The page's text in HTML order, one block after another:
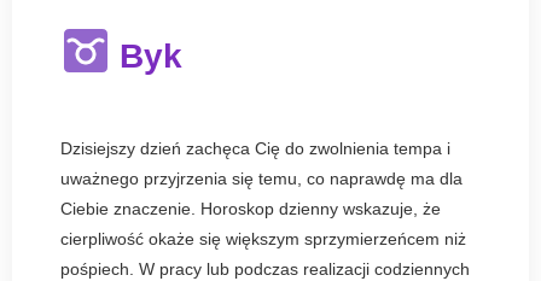
Byk
Dzisiejszy dzień zachęca Cię do zwolnienia tempa i
uważnego przyjrzenia się temu, co naprawdę ma dla
Ciebie znaczenie. Horoskop dzienny wskazuje, że
cierpliwość okaże się większym sprzymierzeńcem niż
pośpiech. W pracy lub podczas realizacji codziennych